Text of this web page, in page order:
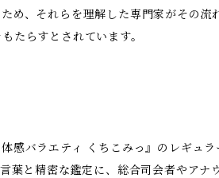
め、それらを理解した専門家がその
たらすとされています。
感バラエティ くちこみっ』のレギュラ
と精密な鑑定に、総合司会者やアナ